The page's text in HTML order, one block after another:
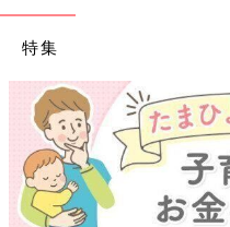
特集
【ワクチン接種でき